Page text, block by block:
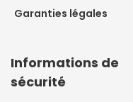
Garanties légales
Informations de
sécurité